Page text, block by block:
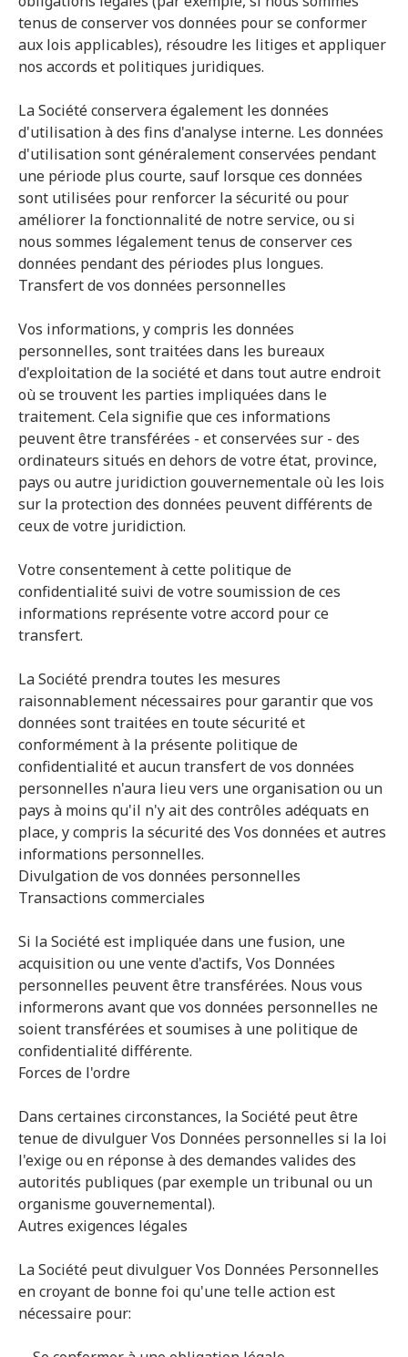
tenus de conserver vos données pour se conformer
aux lois applicables), résoudre les litiges et appliquer
nos accords et politiques juridiques.
La Société conservera également les données
d'utilisation à des fins d'analyse interne. Les données
d'utilisation sont généralement conservées pendant
une période plus courte, sauf lorsque ces données
sont utilisées pour renforcer la sécurité ou pour
améliorer la fonctionnalité de notre service, ou si
nous sommes légalement tenus de conserver ces
données pendant des périodes plus longues.
Transfert de vos données personnelles
Vos informations, y compris les données
personnelles, sont traitées dans les bureaux
d'exploitation de la société et dans tout autre endroit
où se trouvent les parties impliquées dans le
traitement. Cela signifie que ces informations
peuvent être transférées - et conservées sur - des
ordinateurs situés en dehors de votre état, province,
pays ou autre juridiction gouvernementale où les lois
sur la protection des données peuvent différents de
ceux de votre juridiction.
Votre consentement à cette politique de
confidentialité suivi de votre soumission de ces
informations représente votre accord pour ce
transfert.
La Société prendra toutes les mesures
raisonnablement nécessaires pour garantir que vos
données sont traitées en toute sécurité et
conformément à la présente politique de
confidentialité et aucun transfert de vos données
personnelles n'aura lieu vers une organisation ou un
pays à moins qu'il n'y ait des contrôles adéquats en
place, y compris la sécurité des Vos données et autres
informations personnelles.
Divulgation de vos données personnelles
Transactions commerciales
Si la Société est impliquée dans une fusion, une
acquisition ou une vente d'actifs, Vos Données
personnelles peuvent être transférées. Nous vous
informerons avant que vos données personnelles ne
soient transférées et soumises à une politique de
confidentialité différente.
Forces de l'ordre
Dans certaines circonstances, la Société peut être
tenue de divulguer Vos Données personnelles si la loi
l'exige ou en réponse à des demandes valides des
autorités publiques (par exemple un tribunal ou un
organisme gouvernemental).
Autres exigences légales
La Société peut divulguer Vos Données Personnelles
en croyant de bonne foi qu'une telle action est
nécessaire pour: